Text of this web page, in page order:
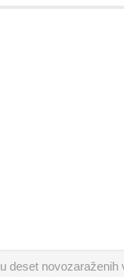
deset novozaraženih